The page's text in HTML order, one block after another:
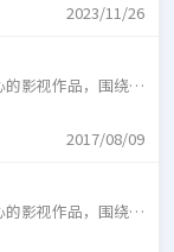
2023/11/26
影视作品，围绕危
节奏紧凑，适合一
2017/08/09
影视作品，围绕危
节奏紧凑，适合一